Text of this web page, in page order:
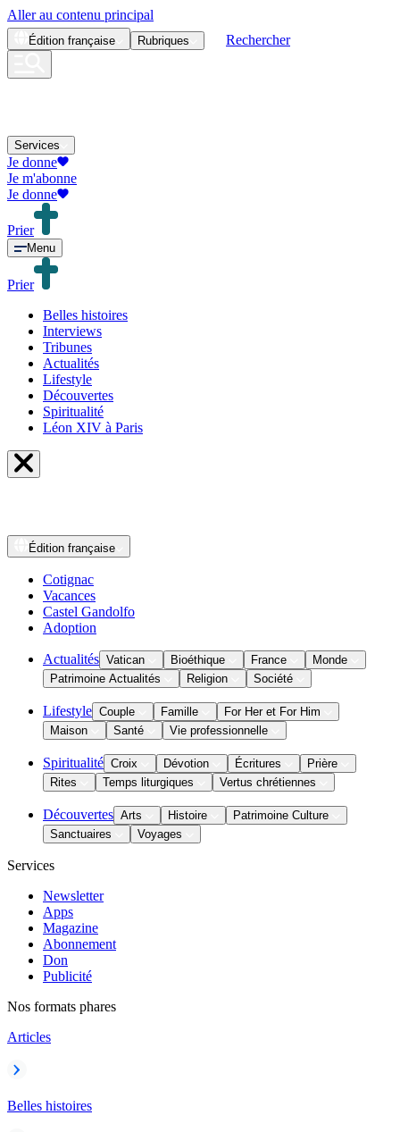
Aller au contenu principal
Édition française Rubriques Rechercher
Services
Je donne
Je m'abonne
Je donne
Prier
Menu
Prier
Belles histoires
Interviews
Tribunes
Actualités
Lifestyle
Découvertes
Spiritualité
Léon XIV à Paris
Édition française
Cotignac
Vacances
Castel Gandolfo
Adoption
Actualités Vatican Bioéthique France
Monde
Patrimoine Actualités
Religion Société
Lifestyle Couple Famille
For Her et For Him
Maison
Santé Vie professionnelle
Spiritualité Croix Dévotion Écritures
Prière
Rites
Temps liturgiques Vertus chrétiennes
Découvertes Arts Histoire
Patrimoine Culture
Sanctuaires
Voyages
Services
Newsletter
Apps
Magazine
Abonnement
Don
Publicité
Nos formats phares
Articles
Belles histoires